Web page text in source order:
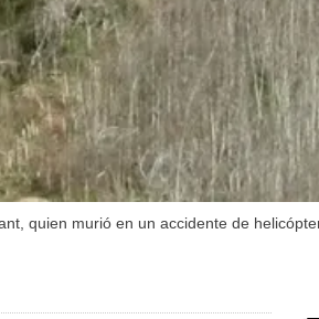
quien murió en un accidente de